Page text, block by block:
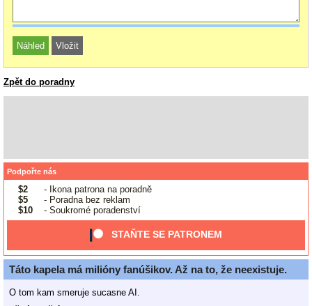
Zpět do poradny
Podpořte nás
$2
- Ikona patrona na poradně
$5
- Poradna bez reklam
$10
- Soukromé poradenství
STAŇTE SE PATRONEM
Táto kapela má milióny fanúšikov. Až na to, že neexistuje.
O tom kam smeruje sucasne AI.